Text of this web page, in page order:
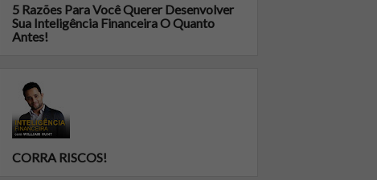
5 Razões Para Você Querer Desenvolver
Sua Inteligência Financeira O Quanto
Antes!
CORRA RISCOS!